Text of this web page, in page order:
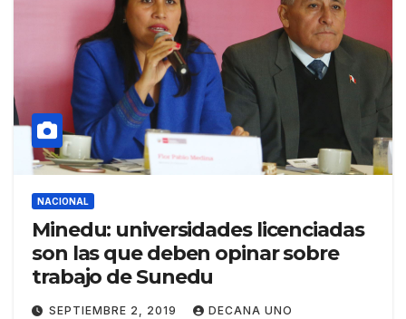
NACIONAL
Minedu: universidades licenciadas
son las que deben opinar sobre
trabajo de Sunedu
SEPTIEMBRE 2, 2019 DECANA UNO